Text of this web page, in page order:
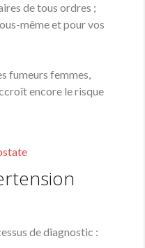
de tous ordres ;
même et pour vos
fumeurs femmes,
encore le risque
de diagnostic :